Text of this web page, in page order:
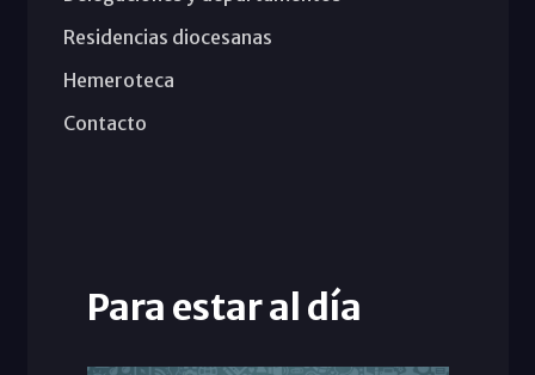
Residencias diocesanas
Hemeroteca
Contacto
Para estar al día